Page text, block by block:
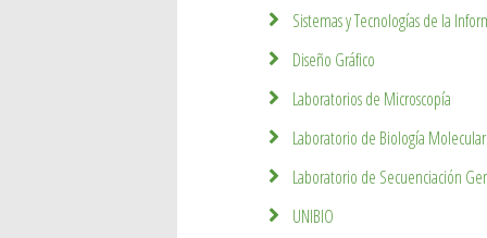
Sistemas y Tecnologías de la
Diseño Gráfico
Laboratorios de Microscopía
Laboratorio de Biología Molecular
Laboratorio de Secuenciación
UNIBIO